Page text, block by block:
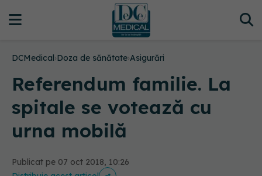
DCMedical›Doza de sănătate›Asigurări
Referendum familie. La
spitale se votează cu
urna mobilă
Publicat pe 07 oct 2018, 10:26